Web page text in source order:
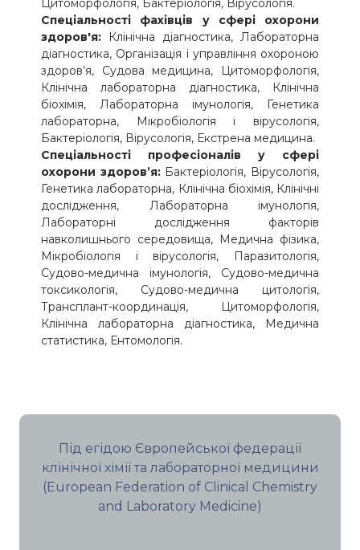
Цитоморфологія, Бактеріологія, Вірусологія.
Спеціальності фахівців у сфері охорони
здоров'я:
Клінічна діагностика, Лабораторна
діагностика, Організація і управління охороною
здоров’я, Судова медицина, Цитоморфологія,
Клінічна лабораторна діагностика, Клінічна
біохімія, Лабораторна імунологія, Генетика
лабораторна, Мікробіологія і вірусологія,
Бактеріологія, Вірусологія, Екстрена медицина.
Спеціальності професіоналів у сфері
охорони здоров’я:Бактеріологія, Вірусологія,
Генетика лабораторна, Клінічна біохімія, Клінічні
дослідження, Лабораторна імунологія,
Лабораторні дослідження факторів
навколишнього середовища, Медична фізика,
Мікробіологія і вірусологія, Паразитологія,
Судово-медична імунологія, Судово-медична
токсикологія, Судово-медична цитологія,
Трансплант-координація, Цитоморфологія,
Клінічна лабораторна діагностика, Медична
статистика, Ентомологія.
Під егідою Європейської федерації
клінічної хімії та лабораторної медицини
(European Federation of Clinical Chemistry
and Laboratory Medicine)